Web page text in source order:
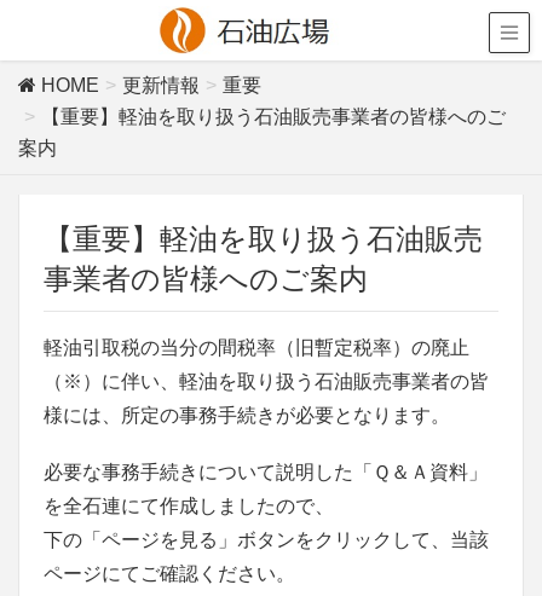
HOME 更新情報
重要
【重要】軽油を取り扱う石油販売事業者の皆様へのご
案内
【重要】軽油を取り扱う石油販売
事業者の皆様へのご案内
軽油引取税の当分の間税率（旧暫定税率）の廃止
（※）に伴い、軽油を取り扱う石油販売事業者の皆
様には、所定の事務手続きが必要となります。
必要な事務手続きについて説明した「Ｑ＆Ａ資料」
を全石連にて作成しましたので、
下の「ページを見る」ボタンをクリックして、当該
ページにてご確認ください。